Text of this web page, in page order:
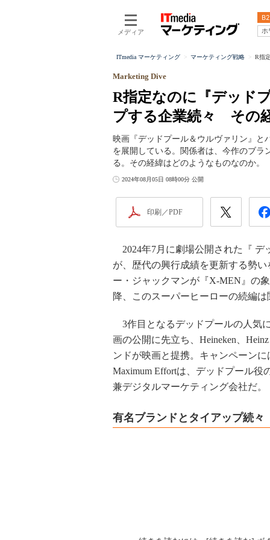
メディア
ホ
ITmedia マーケティング マーケティング戦略 R指
R指定なのに『デッド
プする企業続々 その
Marketing Dive
映画『デッドプール＆ウルヴァリン』と
を展開している。関係者は、今作のブラ
る。その経緯はどのようなものなのか。
2024年08月05日 08時00分 公開
印刷／PDF
2024年7月に劇場公開された『 デ
が、歴代の興行成績を更新する勢い
ー・ジャックマンが『X-MEN』の
降、このスーパーヒーローの続編は
3作目となるデッドプールの人気
画の公開に先立ち、Heineken、
ンドが映画と提携。キャンペーンに
Maximum Effortは、デッドプール
兼デジタルマーケティング会社だ。
有名ブランドとタイアップ続